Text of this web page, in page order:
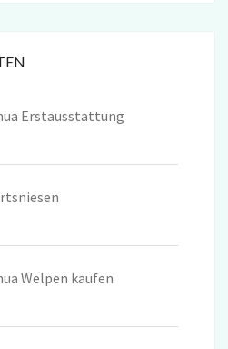
Erstausstattung
Welpen kaufen